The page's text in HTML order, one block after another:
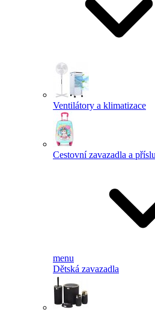
Ventilátory a klimatizace
Cestovní zavazadla a
menu
Dětská zavazadla